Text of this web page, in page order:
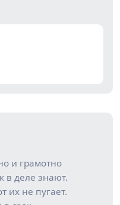
и грамотно
в деле знают.
их не пугает.